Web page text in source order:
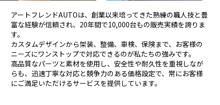
アートフレンドAUTOは、創業以来培ってきた熟練の職人技と豊
富な経験が信頼され、 20年間で10,000台もの販売実績を誇りま
す。
カスタムデザインから架装、整備、車検、保険まで、お客様の
ニーズにワンストップで対応できるのが私たちの強みです。
高品質なパーツと素材を使用し、安全性や耐久性を重視しなが
らも、 迅速丁寧な対応と競争力のある価格設定で、常にお客様
にご満足いただけるサービスを提供しています。